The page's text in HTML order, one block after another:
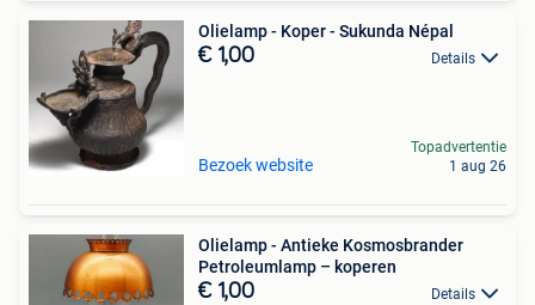
Olielamp - Koper - Sukunda Népal
€ 1,00 Details
Bezoek website
Topadvertentie
1 aug 26
Olielamp - Antieke Kosmosbrander
Petroleumlamp – koperen
€ 1,00 Details